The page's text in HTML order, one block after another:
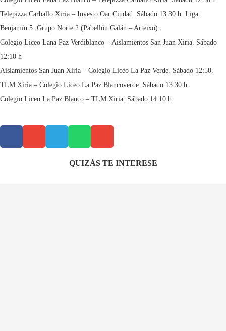
Telepizza Carballo Xiria – Investo Oar Ciudad. Sábado 13:30 h. Liga
Benjamín 5. Grupo Norte 2 (Pabellón Galán – Arteixo).
Colegio Liceo Lana Paz Verdiblanco – Aislamientos San Juan Xiria. Sábado
12:10 h
Aislamientos San Juan Xiria – Colegio Liceo La Paz Verde. Sábado 12:50.
TLM Xiria – Colegio Liceo La Paz Blancoverde. Sábado 13:30 h.
Colegio Liceo La Paz Blanco – TLM Xiria. Sábado 14:10 h.
QUIZÁS TE INTERESE